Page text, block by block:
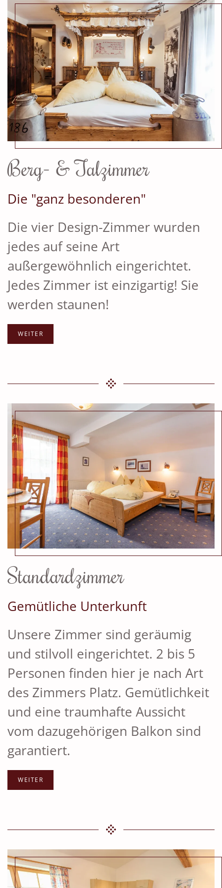
Berg- & Talzimmer
Die "ganz besonderen"
Die vier Design-Zimmer wurden
jedes auf seine Art
außergewöhnlich eingerichtet.
Jedes Zimmer ist einzigartig! Sie
werden staunen!
WEITER
Standardzimmer
Gemütliche Unterkunft
Unsere Zimmer sind geräumig
und stilvoll eingerichtet. 2 bis 5
Personen finden hier je nach Art
des Zimmers Platz. Gemütlichkeit
und eine traumhafte Aussicht
vom dazugehörigen Balkon sind
garantiert.
WEITER